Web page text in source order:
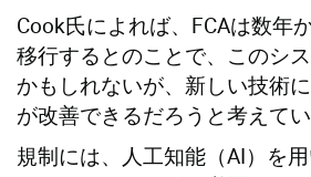
Cook氏によれば、FCAは数年
移行するとのことで、このシ
かもしれないが、新しい技術
が改善できるだろうと考えてい
規制には、人工知能（AI）を